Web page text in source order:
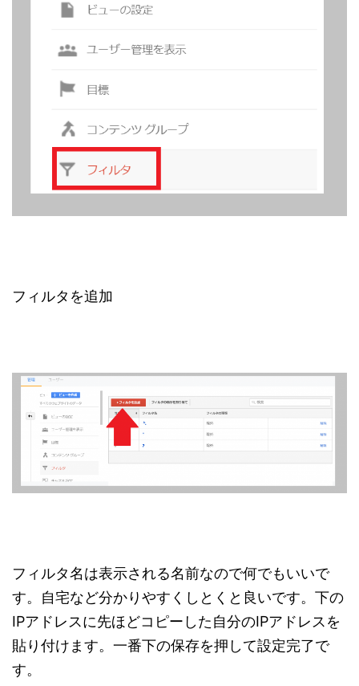
フィルタを追加
フィルタ名は表示される名前なので何でもいいで
す。自宅など分かりやすくしとくと良いです。下の
IPアドレスに先ほどコピーした自分のIPアドレスを
貼り付けます。一番下の保存を押して設定完了で
す。